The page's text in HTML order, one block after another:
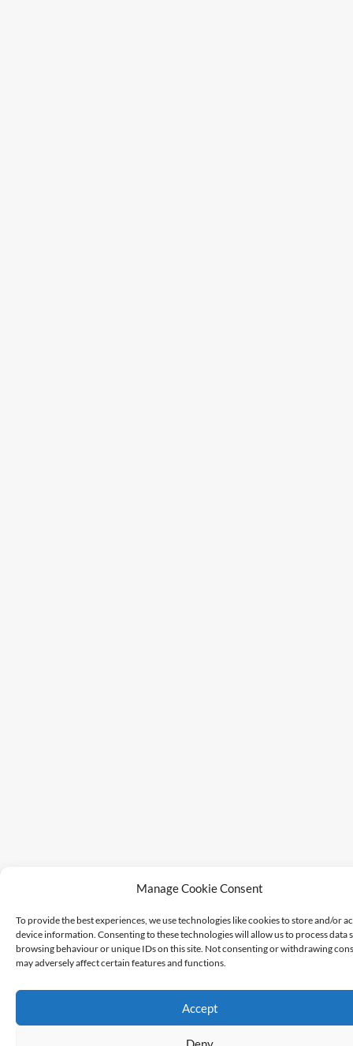
Manage Cookie Consent
To provide the best experiences, we use technologies like cookies to store and/or
device information. Consenting to these technologies will allow us to process data
browsing behaviour or unique IDs on this site. Not consenting or withdrawing
may adversely affect certain features and functions.
Accept